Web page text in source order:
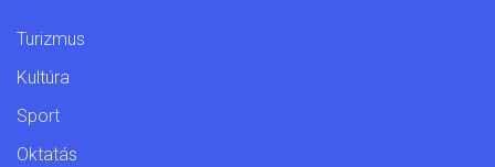
Turizmus
Kultúra
Sport
Oktatás